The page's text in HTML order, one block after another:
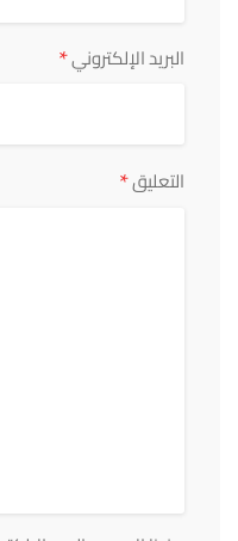
البريد الإلكتروني*
التعليق*